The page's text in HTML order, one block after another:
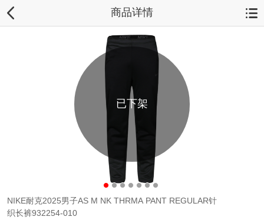
商品详情
已下架
NIKE耐克2025男子AS M NK THRMA PANT REGULAR针
织长裤932254-010